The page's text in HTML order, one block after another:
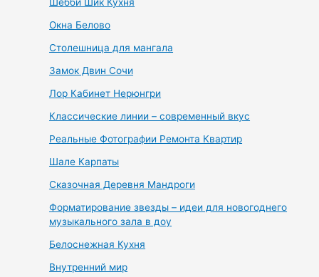
Окна Белово
Столешница для мангала
Замок Двин Сочи
Лор Кабинет Нерюнгри
Классические линии – современный вкус
Реальные Фотографии Ремонта Квартир
Шале Карпаты
Сказочная Деревня Мандроги
Форматирование звезды – идеи для новогоднего
музыкального зала в доу
Белоснежная Кухня
Внутренний мир